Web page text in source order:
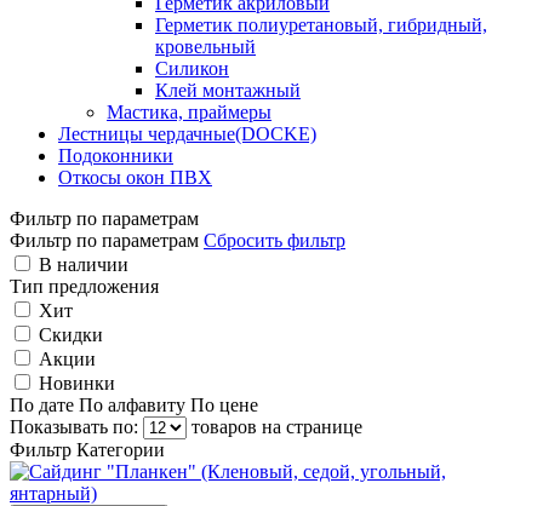
Герметик полиуретановый, гибридный,
кровельный
Силикон
Клей монтажный
Мастика, праймеры
Лестницы чердачные(DOCKE)
Подоконники
Откосы окон ПВХ
Фильтр по параметрам
Фильтр по параметрам Сбросить фильтр
В наличии
Тип предложения
Хит
Скидки
Акции
Новинки
По дате По алфавиту По цене
Показывать по:
товаров на странице
Фильтр Категории